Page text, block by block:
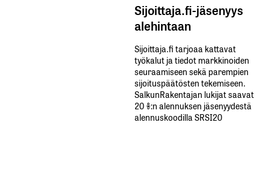
Sijoittaja.fi-jäsenyys
alehintaan
Sijoittaja.fi tarjoaa kattavat
työkalut ja tiedot markkinoiden
seuraamiseen sekä parempien
sijoituspäätösten tekemiseen.
SalkunRakentajan lukijat saavat
20 %:n alennuksen jäsenyydestä
alennuskoodilla SRSI20